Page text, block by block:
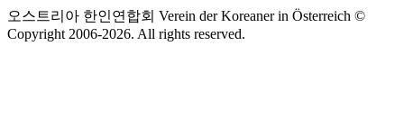
오스트리아 한인연합회 Verein der Koreaner in Österreich ©
Copyright 2006-2026. All rights reserved.